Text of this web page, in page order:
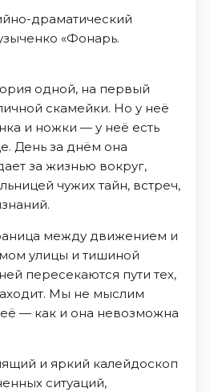
драматический
«Фонарь.
одной, на первый
скамейки. Но у неё
и ножки — у неё есть
День за днём она
за жизнью вокруг,
чужих тайн, встреч,
между движением и
улицы и тишиной
пересекаются пути тех,
Мы не мыслим
— как и она невозможна
и яркий калейдоскоп
ситуаций,